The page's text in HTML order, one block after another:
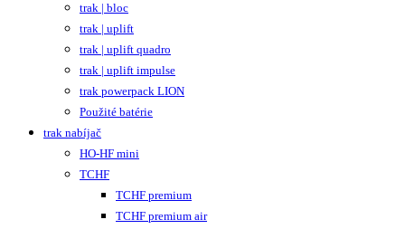
trak | bloc
trak | uplift
trak | uplift quadro
trak | uplift impulse
trak powerpack LION
Použité batérie
trak nabíjač
HO-HF mini
TCHF
TCHF premium
TCHF premium air